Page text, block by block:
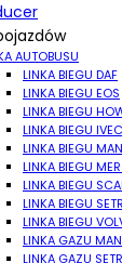
AUTOBUSU
LINKA BIEGU DAF
LINKA BIEGU EOS
LINKA BIEGU
LINKA BIEGU
LINKA BIEGU MAN
LINKA BIEGU
LINKA BIEGU
LINKA BIEGU
LINKA BIEGU
LINKA GAZU MAN
LINKA GAZU